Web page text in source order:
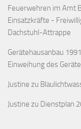
Feuerwehren im Amt
Einsatzkräfte -
Dachstuhl-Attrappe
Gerätehausanbau
Einweihung des
Justine zu
Justine zu Dienstplan